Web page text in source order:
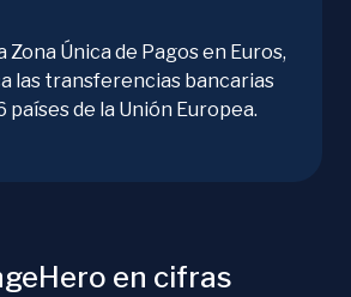
Zona Única de Pagos en Euros,
las transferencias bancarias
países de la Unión Europea.
en cifras